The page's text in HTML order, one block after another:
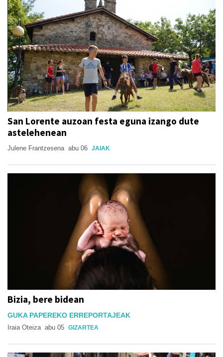
San Lorente auzoan festa eguna izango dute
astelehenean
Julene Frantzesena abu 06 JAIAK
Bizia, bere bidean
GUKA PAPEREKO ERREPORTAJEAK
Iraia Oteiza abu 05 GIZARTEA